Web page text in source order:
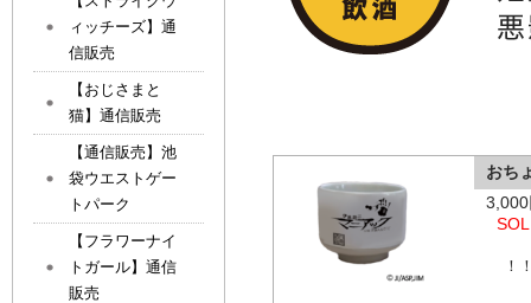
おち
！
ィッチーズ】通
信販売
【おじさまと
猫】通信販売
【通信販売】池
袋ウエストゲー
トパーク
【フラワーナイ
トガール】通信
販売